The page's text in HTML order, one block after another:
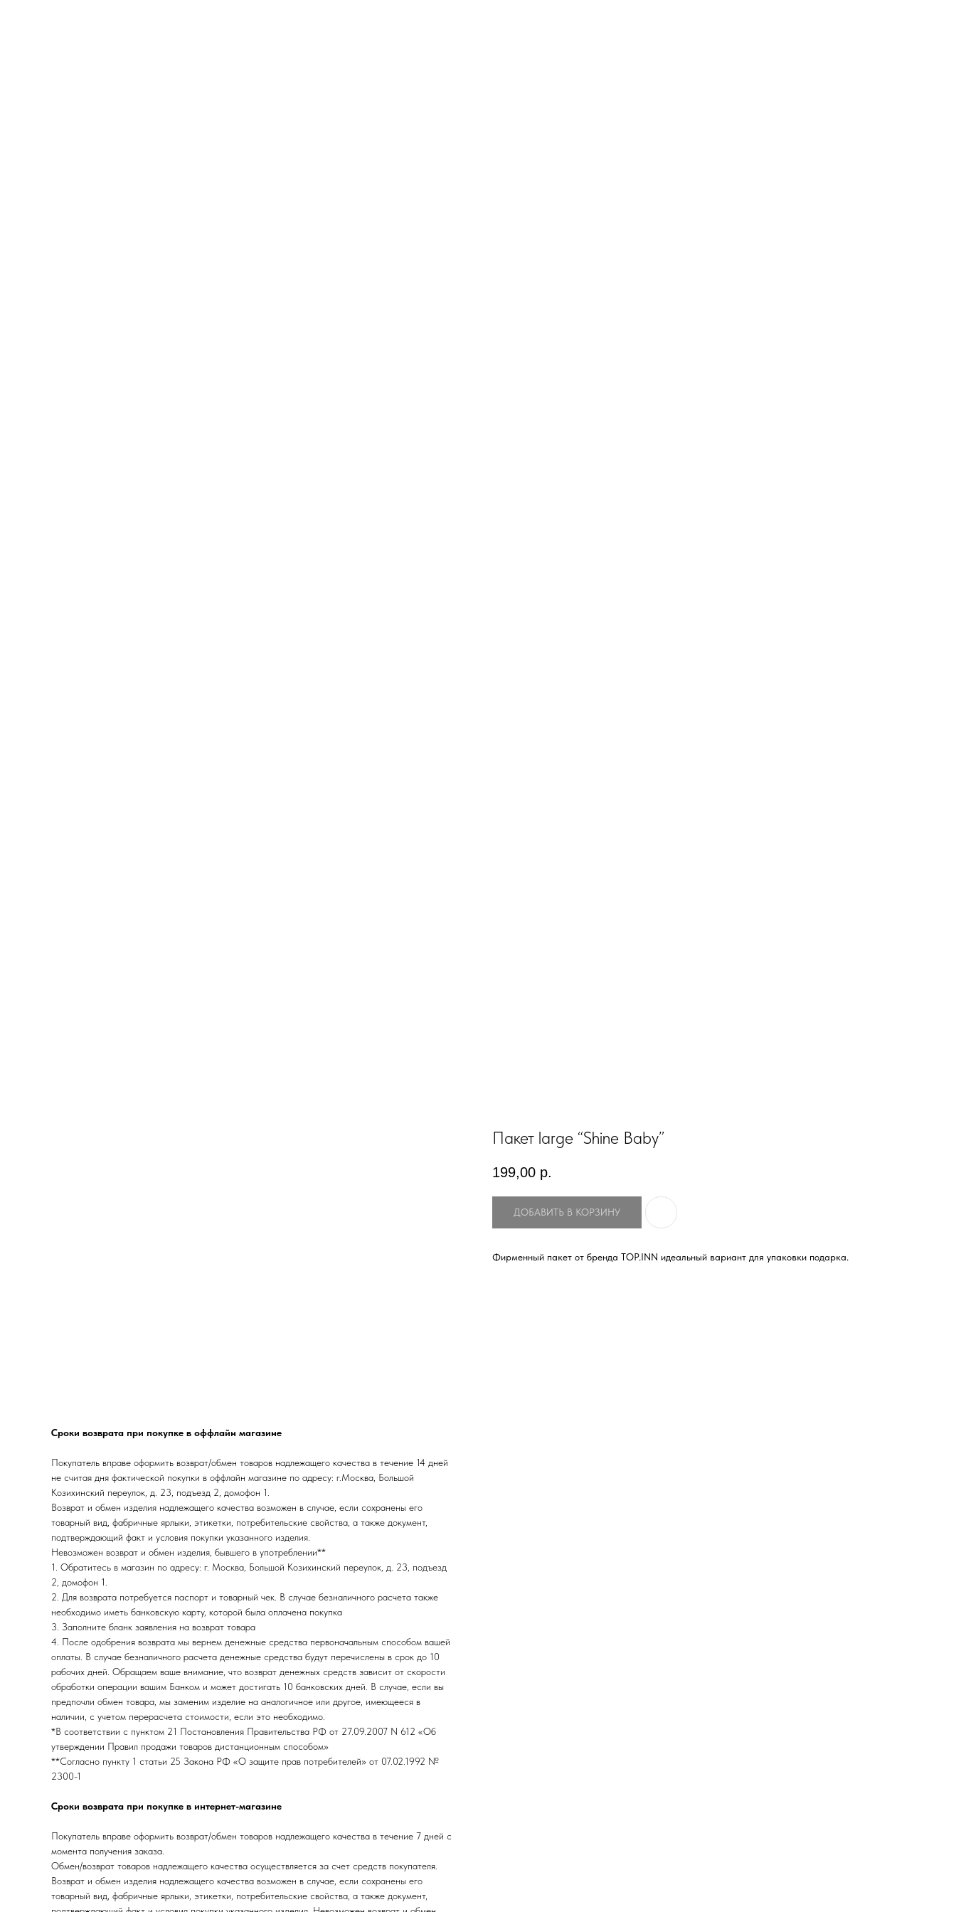
Пакет large “Shine Baby”
199,00 р.
ДОБАВИТЬ В КОРЗИНУ
Фирменный пакет от бренда TOP.INN идеальный вариант для упаковки подарка.
Сроки возврата при покупке в оффлайн магазине
Покупатель вправе оформить возврат/обмен товаров надлежащего качества в течение 14 дней
не считая дня фактической покупки в оффлайн магазине по адресу: г.Москва, Большой
Козихинский переулок, д. 23, подъезд 2, домофон 1.
Возврат и обмен изделия надлежащего качества возможен в случае, если сохранены его
товарный вид, фабричные ярлыки, этикетки, потребительские свойства, а также документ,
подтверждающий факт и условия покупки указанного изделия.
Невозможен возврат и обмен изделия, бывшего в употреблении**
1. Обратитесь в магазин по адресу: г. Москва, Большой Козихинский переулок, д. 23, подъезд
2, домофон 1.
2. Для возврата потребуется паспорт и товарный чек. В случае безналичного расчета также
необходимо иметь банковскую карту, которой была оплачена покупка
3. Заполните бланк заявления на возврат товара
4. После одобрения возврата мы вернем денежные средства первоначальным способом вашей
оплаты. В случае безналичного расчета денежные средства будут перечислены в срок до 10
рабочих дней. Обращаем ваше внимание, что возврат денежных средств зависит от скорости
обработки операции вашим Банком и может достигать 10 банковских дней. В случае, если вы
предпочли обмен товара, мы заменим изделие на аналогичное или другое, имеющееся в
наличии, с учетом перерасчета стоимости, если это необходимо.
*В соответствии с пунктом 21 Постановления Правительства РФ от 27.09.2007 N 612 «Об
утверждении Правил продажи товаров дистанционным способом»
**Согласно пункту 1 статьи 25 Закона РФ «О защите прав потребителей» от 07.02.1992 №
2300-1
Сроки возврата при покупке в интернет-магазине
Покупатель вправе оформить возврат/обмен товаров надлежащего качества в течение 7 дней с
момента получения заказа.
Обмен/возврат товаров надлежащего качества осуществляется за счет средств покупателя.
Возврат и обмен изделия надлежащего качества возможен в случае, если сохранены его
товарный вид, фабричные ярлыки, этикетки, потребительские свойства, а также документ,